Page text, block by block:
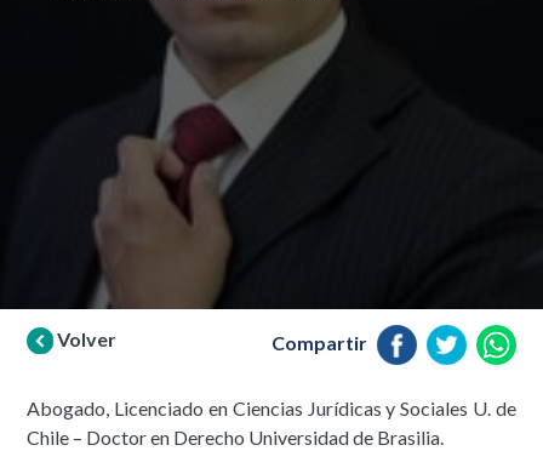
Volver Compartir
Abogado, Licenciado en Ciencias Jurídicas y Sociales U. de
Chile – Doctor en Derecho Universidad de Brasilia.